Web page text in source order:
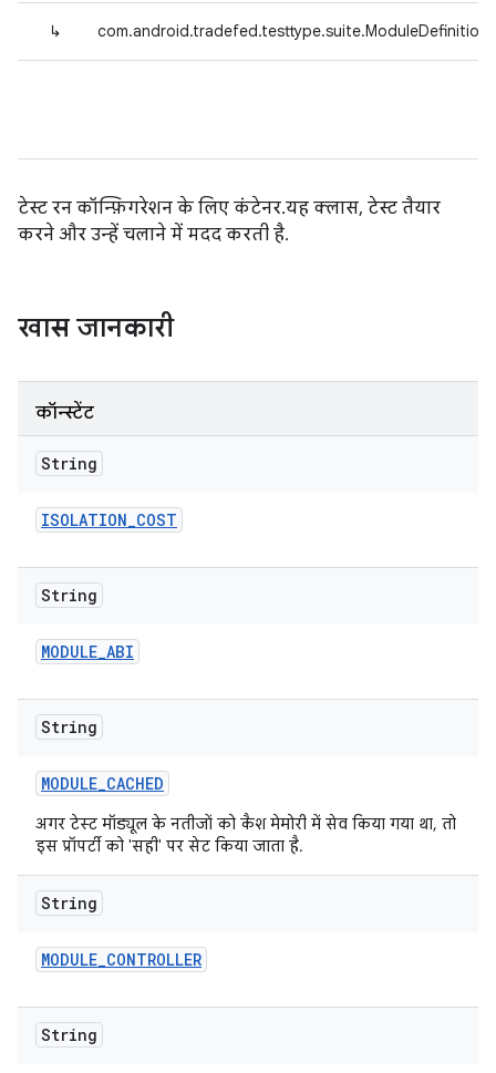
↳ com.android.tradefed.testtype.suite.ModuleDefinition
टेस्ट रन कॉन्फ़िगरेशन के लिए कंटेनर. यह क्लास, टेस्ट तैयार
करने और उन्हें चलाने में मदद करती है.
खास जानकारी
कॉन्स्टेंट
String
ISOLATION_COST
String
MODULE_ABI
String
MODULE_CACHED
अगर टेस्ट मॉड्यूल के नतीजों को कैश मेमोरी में सेव किया गया था, तो
इस प्रॉपर्टी को 'सही' पर सेट किया जाता है.
String
MODULE_CONTROLLER
String